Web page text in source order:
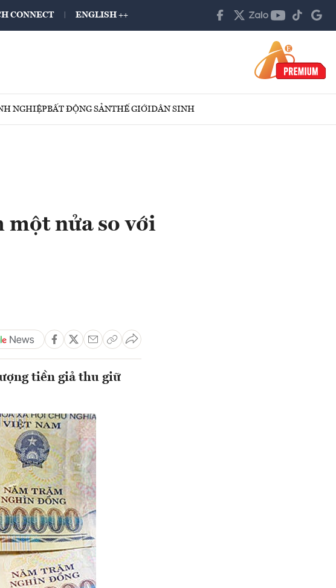
CONNECT ENGLISH ++
NGHIỆPBẤT ĐỘNG SẢNTHẾ GIỚIDÂN SINH
một nửa so với
tiền giả thu giữ